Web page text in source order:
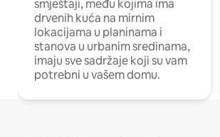
smještaji, među kojima ima
drvenih kuća na mirnim
lokacijama u planinama i
stanova u urbanim sredinama,
imaju sve sadržaje koji su vam
potrebni u vašem domu.